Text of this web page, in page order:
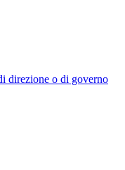
direzione o di governo